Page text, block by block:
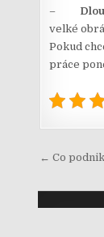
–
velké
Pokud
práce
← Co